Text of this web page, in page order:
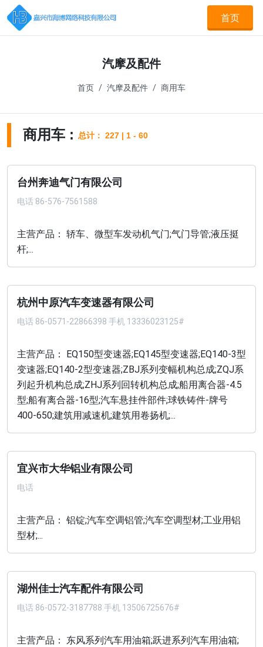
首页
汽摩及配件
首页 汽摩及配件 商用车
商用车 : 总计： 227 | 1 - 60
台州奔迪气门有限公司
电话 86-576-7561588
主营产品： 轿车、微型车发动机气门;气门导管;液压挺
杆;...
杭州中原汽车变速器有限公司
电话 86-0571-22866398 手机 13336023125#
主营产品： EQ150型变速器;EQ145型变速器;EQ140-3型
变速器;EQ140-2型变速器;ZBJ系列变幅机构总成;ZQJ系
列起升机构总成;ZHJ系列回转机构总成;船用离合器-4.5
型;船有离合器-16型;汽车悬挂件部件;球铁铸件-牌号
400-650;建筑用减速机;建筑用卷扬机;...
宜兴市大华铝业有限公司
电话
主营产品： 铝锭;汽车空调铝管;汽车空调型材;工业用铝
型材;...
湖州佳士汽车配件有限公司
电话 86-0572-3187788 手机 13506725676#
主营产品： 东风系列汽车用油箱;跃进系列汽车用油箱;